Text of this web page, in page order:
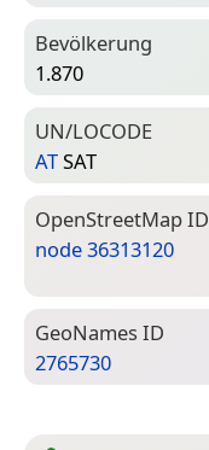
Bevölkerung
1.870
UN/LOCODE
ATSAT
Open­Street­Map ID
node 36313120
Geo­Names ID
2765730